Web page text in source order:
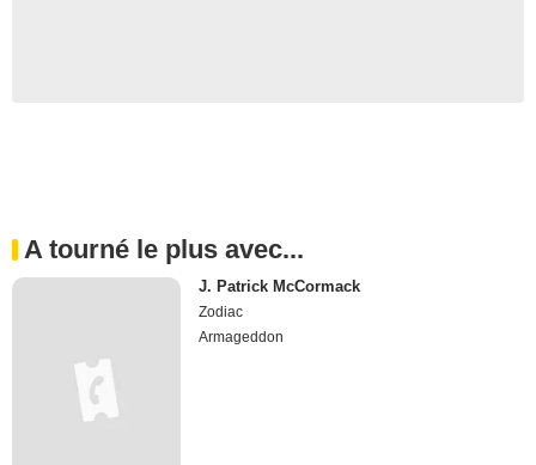
A tourné le plus avec...
J. Patrick McCormack
Zodiac
Armageddon